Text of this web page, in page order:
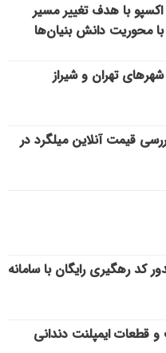
اکسپو با هدف تغییر مسیر
محوریت دانش بنیان‌ها
تهران و شیراز
قیمت آنلاین میلگرد در
کد رهگیری رایگان با سامانه
و قطعات ایمپلنت دندانی